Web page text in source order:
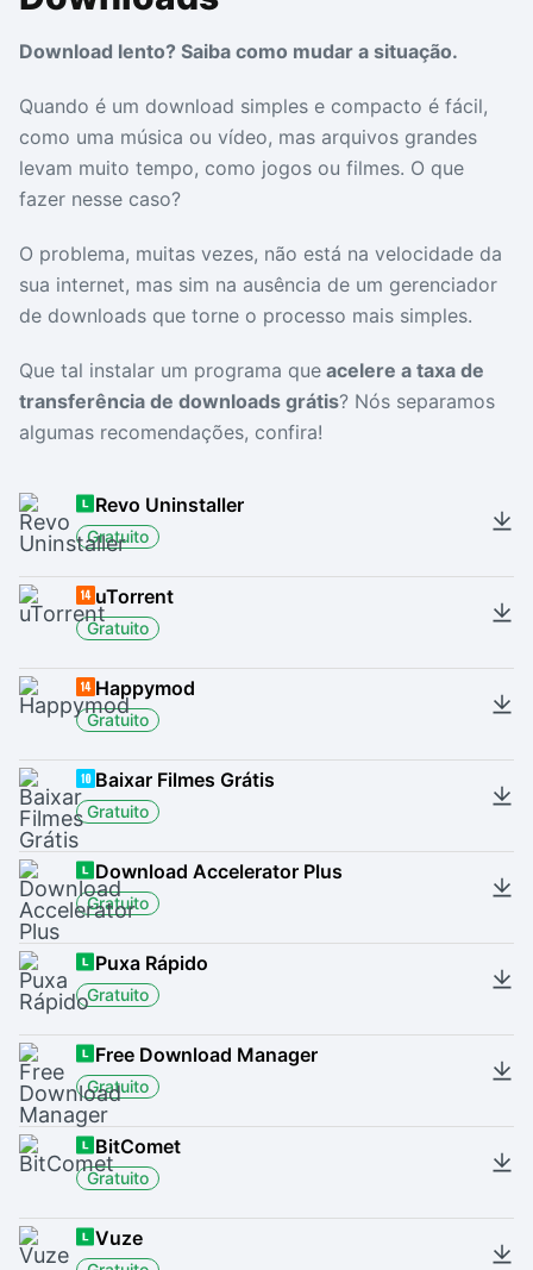
Ver mais
Ver mais
Download lento? Saiba como mudar a situação.
Quando é um download simples e compacto é fácil,
como uma música ou vídeo, mas arquivos grandes
levam muito tempo, como jogos ou filmes. O que
fazer nesse caso?
O problema, muitas vezes, não está na velocidade da
sua internet, mas sim na ausência de um gerenciador
de downloads que torne o processo mais simples.
Que tal instalar um programa que acelere a taxa de
transferência de downloads grátis? Nós separamos
algumas recomendações, confira!
Revo Uninstaller
Gratuito
uTorrent
Gratuito
Happymod
Gratuito
Baixar Filmes Grátis
Gratuito
Download Accelerator Plus
Gratuito
Puxa Rápido
Gratuito
Free Download Manager
Gratuito
BitComet
Gratuito
Vuze